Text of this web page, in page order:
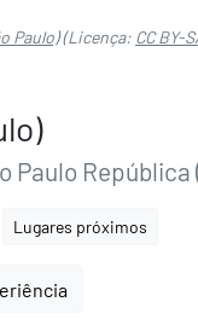
Paulo)(Licença: CC BY-
Paulo República
Lugares próximos